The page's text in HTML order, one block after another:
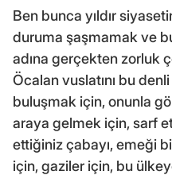
Ben bunca yıldır
duruma şaşmamak ve
adına gerçekten zorluk
Öcalan vuslatını bu
buluşmak için, onunla
araya gelmek için, sarf
ettiğiniz çabayı, emeği
için, gaziler için, bu